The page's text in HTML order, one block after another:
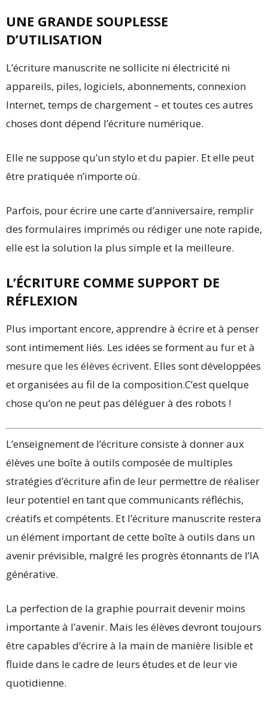
UNE GRANDE SOUPLESSE
D’UTILISATION
L’écriture manuscrite ne sollicite ni électricité ni
appareils, piles, logiciels, abonnements, connexion
Internet, temps de chargement – et toutes ces autres
choses dont dépend l’écriture numérique.
Elle ne suppose qu’un stylo et du papier. Et elle peut
être pratiquée n’importe où.
Parfois, pour écrire une carte d’anniversaire, remplir
des formulaires imprimés ou rédiger une note rapide,
elle est la solution la plus simple et la meilleure.
L’ÉCRITURE COMME SUPPORT DE
RÉFLEXION
Plus important encore, apprendre à écrire et à penser
sont intimement liés. Les idées se formentau fur et à
mesure que les élèves écrivent. Elles sont développées
et organisées au fil de la composition.C’est quelque
chose qu’on ne peut pas déléguer à des robots !
L’enseignement de l’écriture consiste à donner aux
élèves une boîte à outils composée de multiples
stratégies d’écriture afin de leur permettre de réaliser
leur potentiel en tant que communicants réfléchis,
créatifs et compétents. Et l’écriture manuscrite restera
un élément important de cette boîte à outils dans un
avenir prévisible, malgré les progrès étonnants de l’IA
générative.
La perfection de la graphie pourrait devenir moins
importante à l’avenir. Mais les élèves devront toujours
être capables d’écrire à la main de manière lisible et
fluide dans le cadre de leurs études et de leur vie
quotidienne.